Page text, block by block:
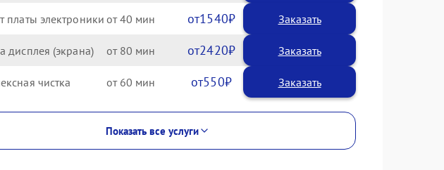
платы электроники 40 1540
дисплея (экрана) 80 2420
чистка 60 550
Показать все услуги